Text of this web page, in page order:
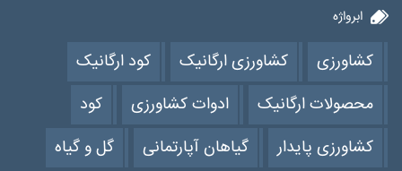
ابرواژه
کشاورزی کشاورزی ارگانیک
کود ارگانیک
محصولات ارگانیک
ادوات کشاورزی
کود
کشاورزی پایدار
گیاهان آپارتمانی گل و گیاه